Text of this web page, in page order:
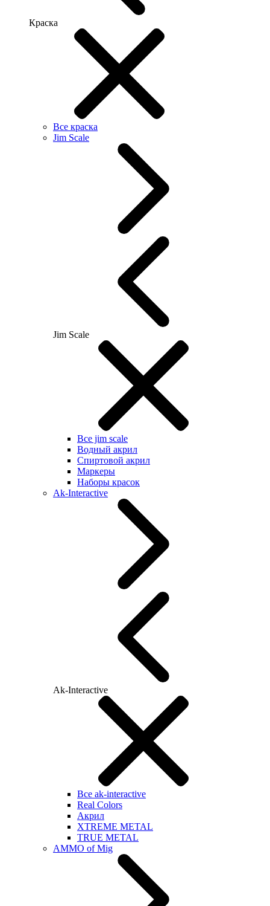
Краска
Все краска
Jim Scale
Jim Scale
Все jim scale
Водный акрил
Спиртовой акрил
Маркеры
Наборы красок
Ak-Interactive
Ak-Interactive
Все ak-interactive
Real Colors
Акрил
XTREME METAL
TRUE METAL
AMMO of Mig